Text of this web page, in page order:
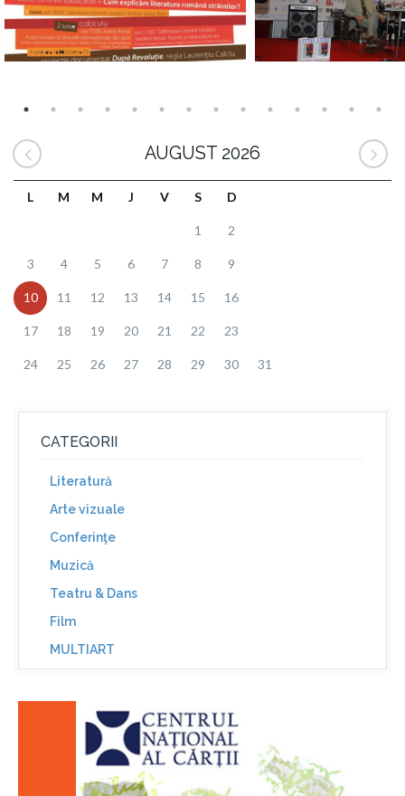
AUGUST 2026
L M M J V S D
1 2
3 4 5 6 7 8 9
10 11 12 13 14 15 16
17 18 19 20 21 22 23
24 25 26 27 28 29 30 31
CATEGORII
Literatură
Arte vizuale
Conferinţe
Muzică
Teatru & Dans
Film
MULTIART